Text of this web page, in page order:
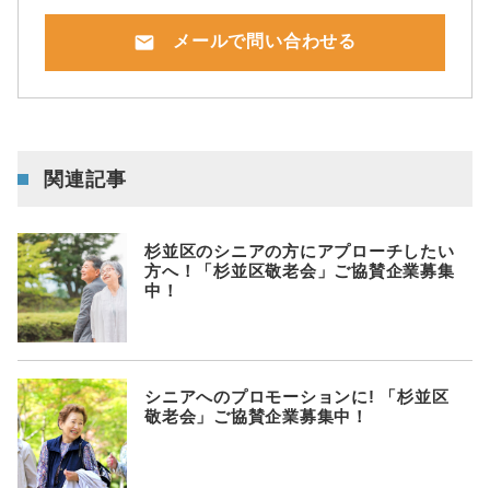
mail メールで問い合わせる
関連記事
杉並区のシニアの方にアプローチしたい
方へ！「杉並区敬老会」ご協賛企業募集
中！
シニアへのプロモーションに! 「杉並区
敬老会」ご協賛企業募集中！